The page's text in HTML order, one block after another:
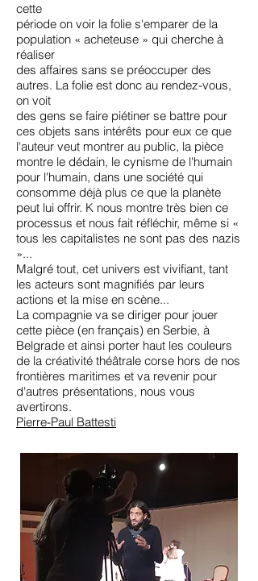
cette
période on voir la folie s'emparer de la
population « acheteuse » qui cherche à
réaliser
des affaires sans se préoccuper des
autres. La folie est donc au rendez-vous,
on voit
des gens se faire piétiner se battre pour
ces objets sans intérêts pour eux ce que
l'auteur veut montrer au public, la pièce
montre le dédain, le cynisme de l'humain
pour l'humain, dans une société qui
consomme déjà plus ce que la planète
peut lui offrir. K nous montre très bien ce
processus et nous fait réfléchir, même si «
tous les capitalistes ne sont pas des nazis
»...
Malgré tout, cet univers est vivifiant, tant
les acteurs sont magnifiés par leurs
actions et la mise en scène...
La compagnie va se diriger pour jouer
cette pièce (en français) en Serbie, à
Belgrade et ainsi porter haut les couleurs
de la créativité théâtrale corse hors de nos
frontières maritimes et va revenir pour
d'autres présentations, nous vous
avertirons.
Pierre-Paul Battesti